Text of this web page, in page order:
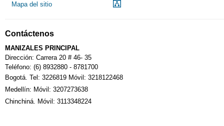
Mapa del sitio
Contáctenos
MANIZALES PRINCIPAL
Dirección: Carrera 20 # 46- 35
Teléfono: (6) 8932880 - 8781700
Bogotá. Tel: 3226819 Móvil: 3218122468
Medellín: Móvil: 3207273638
Chinchiná. Móvil: 3113348224